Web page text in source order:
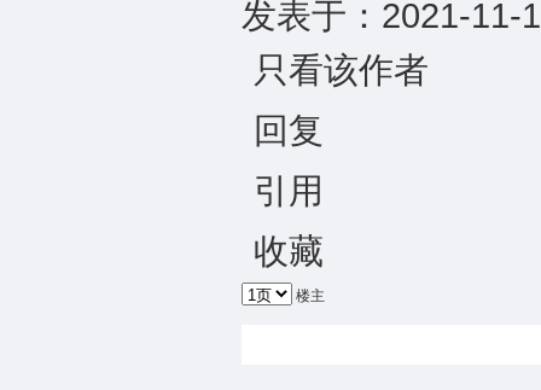
发表于：2021-11-
只看该作者
回复
引用
收藏
楼主